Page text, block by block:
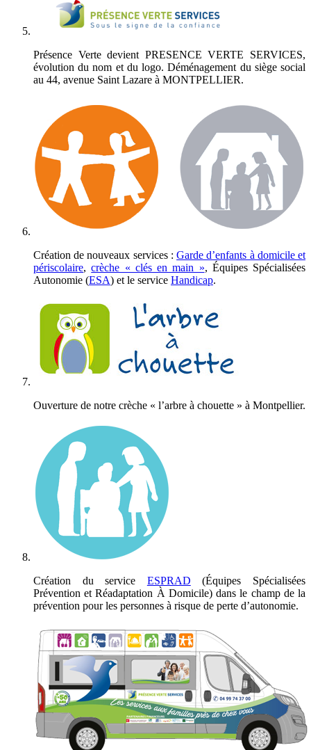
Présence Verte devient PRESENCE VERTE SERVICES,
évolution du nom et du logo. Déménagement du siège social
au 44, avenue Saint Lazare à MONTPELLIER.
Création de nouveaux services :Garde d’enfants à domicile et
périscolaire,crèche « clés en main », Équipes Spécialisées
Autonomie (ESA) et le service Handicap.
Ouverture de notre crèche « l’arbre à chouette » à Montpellier.
Création du service ESPRAD (Équipes Spécialisées
Prévention et Réadaptation À Domicile) dans le champ de la
prévention pour les personnes à risque de perte d’autonomie.